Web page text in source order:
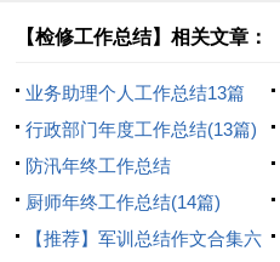
【检修工作总结】相关文章：
业务助理个人工作总结13篇
行政部门年度工作总结(13篇)
防汛年终工作总结
厨师年终工作总结(14篇)
【推荐】军训总结作文合集六